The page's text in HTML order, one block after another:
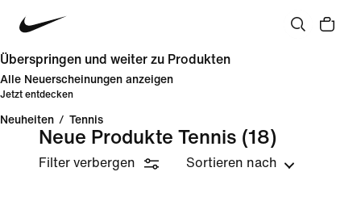
Überspringen und weiter zu Produkten
Alle Neuerscheinungen anzeigen
Jetzt entdecken
Neuheiten / Tennis
Neue Produkte Tennis (18)
Filter verbergen Sortieren nach